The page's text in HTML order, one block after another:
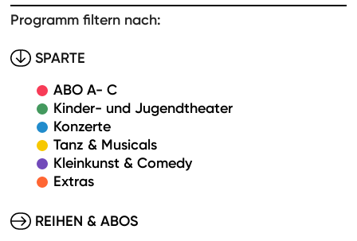
Programm filtern nach:
SPARTE
ABO A- C
Kinder- und Jugendtheater
Konzerte
Tanz & Musicals
Kleinkunst & Comedy
Extras
REIHEN & ABOS